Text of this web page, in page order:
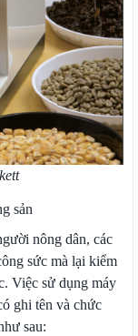
sản
nông dân, các
sức mà lại kiểm
Việc sử dụng máy
ghi tên và chức
sau: